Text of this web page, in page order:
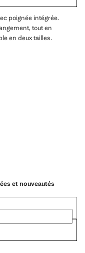
poignée intégrée.
tout en
en deux tailles.
et nouveautés